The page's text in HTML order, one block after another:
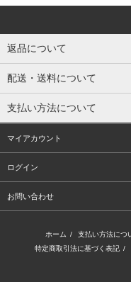
返品について
配送・送料について
支払い方法について
マイアカウント
ログイン
お問い合わせ
ホーム / 支払い方法につ
特定商取引法に基づく表記 /